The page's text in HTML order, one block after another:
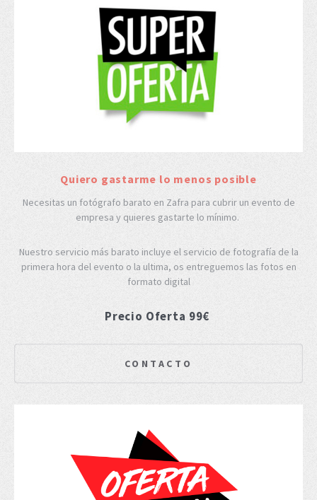
Quiero gastarme lo menos posible
Necesitas un fotógrafo barato en Zafra para cubrir un evento de
empresa y quieres gastarte lo mínimo.
Nuestro servicio más barato incluye el servicio de fotografía de la
primera hora del evento o la ultima, os entreguemos las fotos en
formato digital
Precio Oferta 99€
CONTACTO